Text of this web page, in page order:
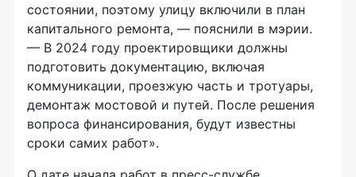
состоянии, поэтому улицу включили в план
капитального ремонта, — пояснили в мэрии.
— В 2024 году проектировщики должны
подготовить документацию, включая
коммуникации, проезжую часть и тротуары,
демонтаж мостовой и путей. После решения
вопроса финансирования, будут известны
сроки самих работ».